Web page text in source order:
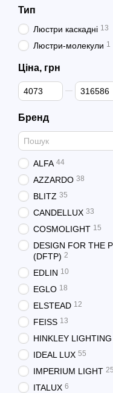
Тип
Люстри каскадні 13
Люстри-молекули 1
Ціна, грн
Від Ціна, грн
До Ціна, грн
Бренд
ALFA 44
AZZARDO 38
BLITZ 35
CANDELLUX 33
COSMOLIGHT 15
DESIGN FOR THE
(DFTP) 2
EDLIN 10
EGLO 18
ELSTEAD 12
FEISS 13
HINKLEY LIGHTING
IDEAL LUX 55
IMPERIUM LIGHT 25
ITALUX 6